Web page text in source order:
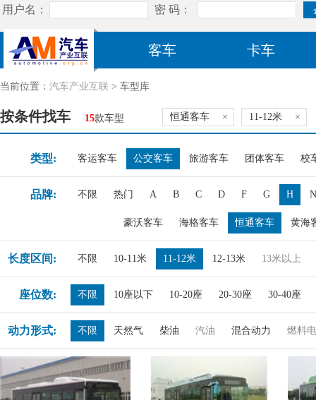
客车 卡车
当前位置： 汽车产业互联 > 车型库
按条件找车 15款车型 恒通客车 × 11-12米 ×
类型: 客运客车 公交客车 旅游客车 团体客车 校
品牌: 不限 热门 A B C D F G H N
豪沃客车 海格客车 恒通客车 黄海
长度区间: 不限 10-11米 11-12米 12-13米 13米以上
座位数: 不限 10座以下 10-20座 20-30座 30-40座
动力形式: 不限 天然气 柴油 汽油 混合动力 燃料